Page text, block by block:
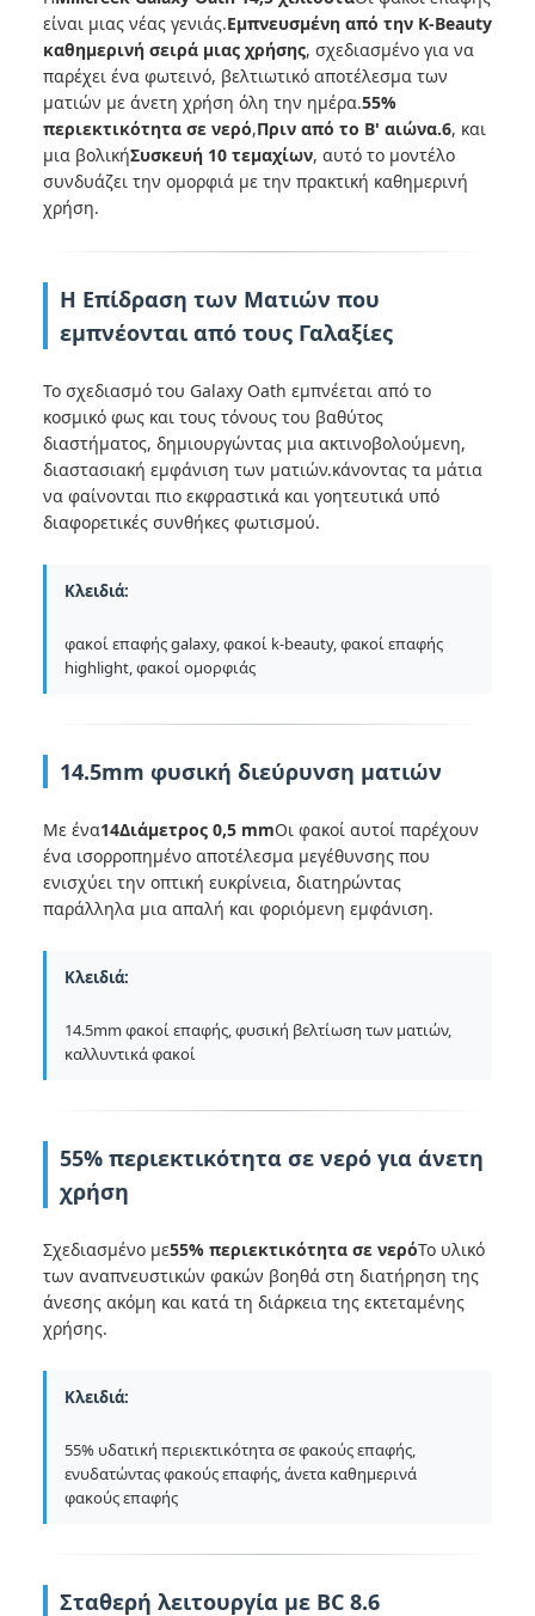
είναι μιας νέας γενιάς.Εμπνευσμένη από την K-Beauty
καθημερινή σειρά μιας χρήσης, σχεδιασμένο για να
παρέχει ένα φωτεινό, βελτιωτικό αποτέλεσμα των
ματιών με άνετη χρήση όλη την ημέρα.55%
περιεκτικότητα σε νερό,Πριν από το Β' αιώνα.6, και
μια βολικήΣυσκευή 10 τεμαχίων, αυτό το μοντέλο
συνδυάζει την ομορφιά με την πρακτική καθημερινή
χρήση.
Η Επίδραση των Ματιών που
εμπνέονται από τους Γαλαξίες
Το σχεδιασμό του Galaxy Oath εμπνέεται από το
κοσμικό φως και τους τόνους του βαθύτος
διαστήματος, δημιουργώντας μια ακτινοβολούμενη,
διαστασιακή εμφάνιση των ματιών.κάνοντας τα μάτια
να φαίνονται πιο εκφραστικά και γοητευτικά υπό
διαφορετικές συνθήκες φωτισμού.
Κλειδιά:
φακοί επαφής galaxy, φακοί k-beauty, φακοί επαφής
highlight, φακοί ομορφιάς
14.5mm φυσική διεύρυνση ματιών
Με ένα14Διάμετρος 0,5 mmΟι φακοί αυτοί παρέχουν
ένα ισορροπημένο αποτέλεσμα μεγέθυνσης που
ενισχύει την οπτική ευκρίνεια, διατηρώντας
παράλληλα μια απαλή και φοριόμενη εμφάνιση.
Κλειδιά:
14.5mm φακοί επαφής, φυσική βελτίωση των ματιών,
καλλυντικά φακοί
55% περιεκτικότητα σε νερό για άνετη
χρήση
Σχεδιασμένο με55% περιεκτικότητα σε νερόΤο υλικό
των αναπνευστικών φακών βοηθά στη διατήρηση της
άνεσης ακόμη και κατά τη διάρκεια της εκτεταμένης
χρήσης.
Κλειδιά:
55% υδατική περιεκτικότητα σε φακούς επαφής,
ενυδατώντας φακούς επαφής, άνετα καθημερινά
φακούς επαφής
Σταθερή λειτουργία με BC 8.6